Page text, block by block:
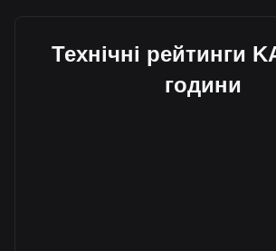
Технічні рейтинги
години